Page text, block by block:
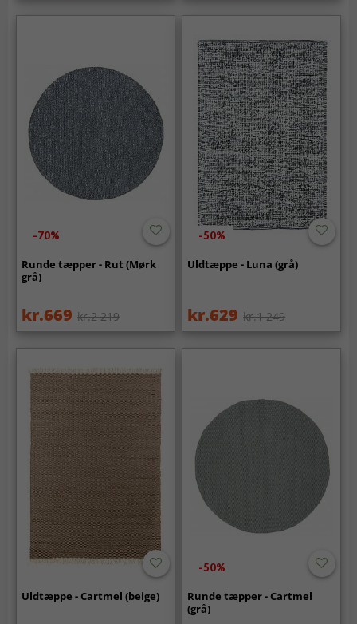
-70%
Runde tæpper - Rut (Mørk
grå)
kr.669 kr.2 219
-50%
Uldtæppe - Luna (grå)
kr.629 kr.1 249
Uldtæppe - Cartmel (beige)
-50%
Runde tæpper - Cartmel
(grå)